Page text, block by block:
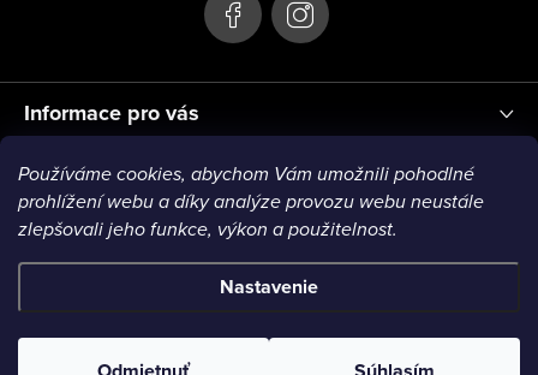
Používáme cookies, abychom Vám umožnili pohodlné
prohlížení webu a díky analýze provozu webu neustále
zlepšovali jeho funkce, výkon a použitelnost.
Nastavenie
Informace pro vás
Blog
Copyright 2026Le Mode. Všetky práva vyhradené.